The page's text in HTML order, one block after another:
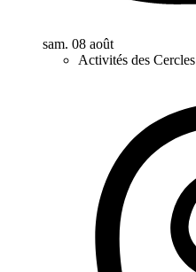
sam. 08 août
Activités des Cercles